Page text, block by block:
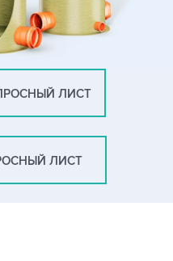
ЛИСТ
ЛИСТ